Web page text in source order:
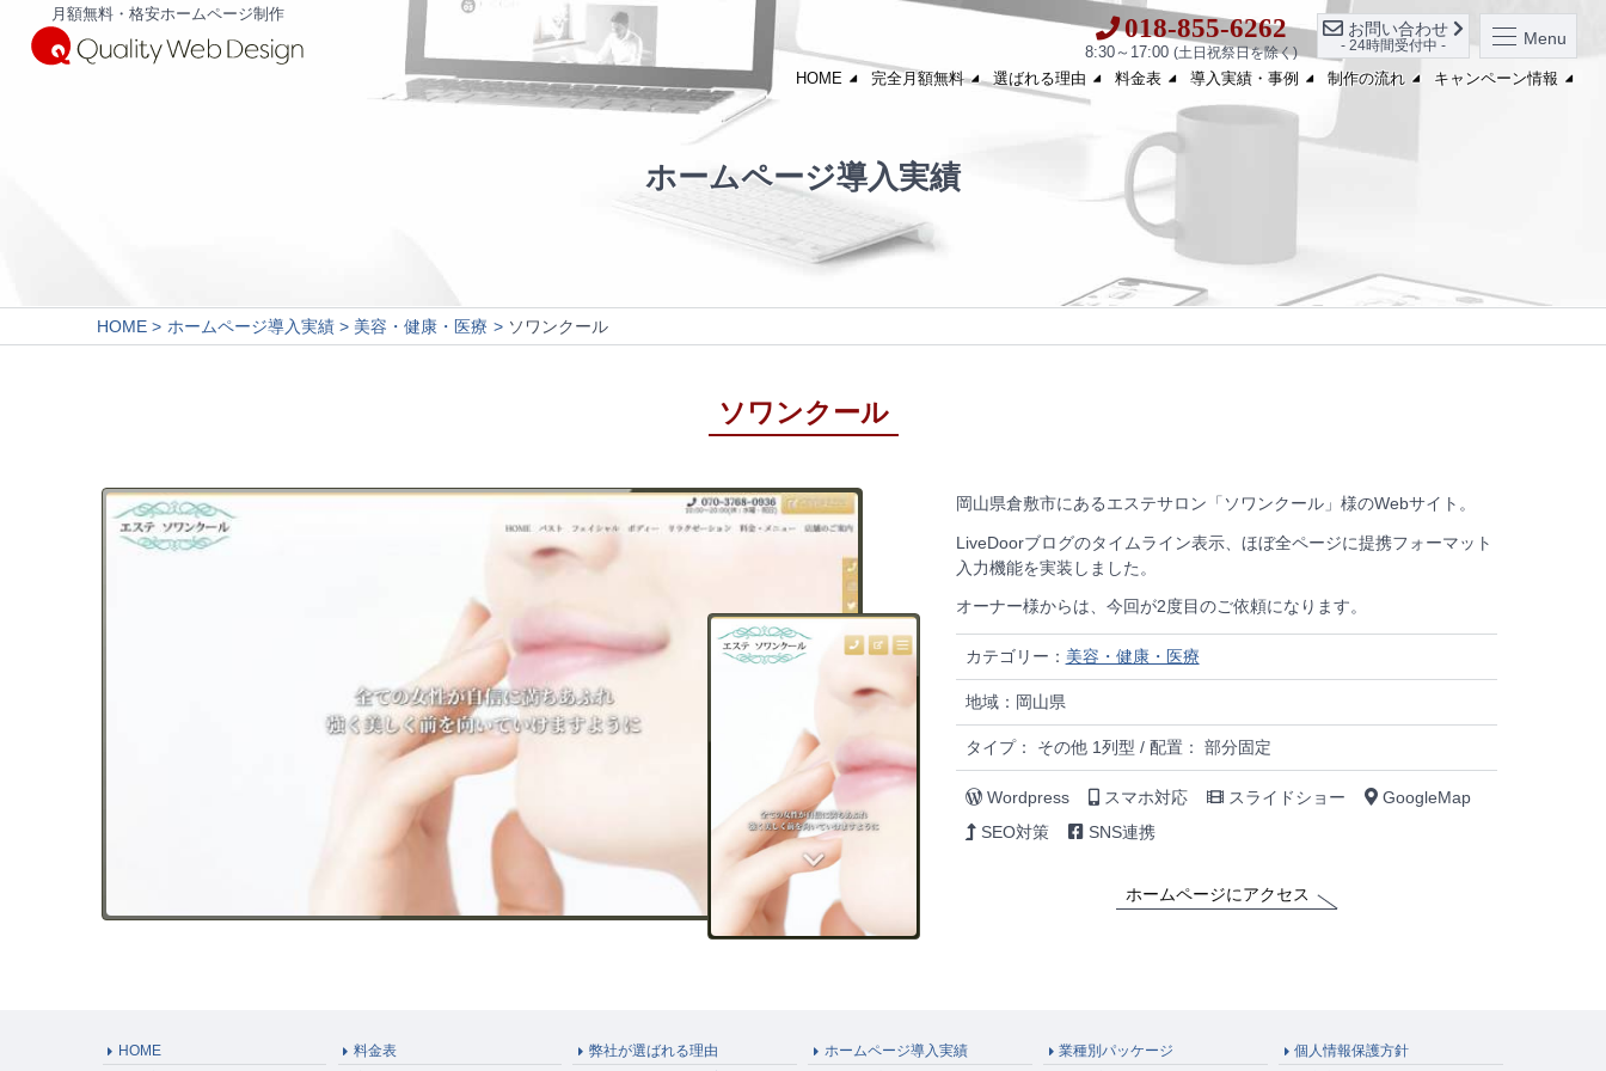
月額無料・格安ホームページ制作 018-855-6262
8:30～17:00 (土日祝祭日を除く)
お問い合わせ
- 24時間受付中 - Menu
ホームページ導入実績
HOME 完全月額無料 選ばれる理由 料金表 導入実績・事例 制作の流れ キャンペーン情報
HOME ホームページ導入実績 美容・健康・医療 ソワンクール
ソワンクール
岡山県倉敷市にあるエステサロン「ソワンクール」様のWebサイト。
LiveDoorブログのタイムライン表示、ほぼ全ページに提携フォーマット
入力機能を実装しました。
オーナー様からは、今回が2度目のご依頼になります。
カテゴリー： 美容・健康・医療
地域：岡山県
タイプ： その他 1列型 / 配置： 部分固定
Wordpress スマホ対応 スライドショー
GoogleMap
SEO対策
SNS連携
ホームページにアクセス
HOME
料金表
弊社が選ばれる理由
ホームページ導入実績
業種別パッケージ
個人情報保護方針